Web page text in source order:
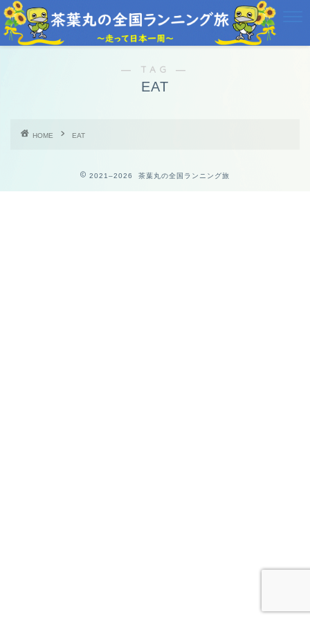
― TAG ―
EAT
HOME EAT
2021–2026 茶葉丸の全国ランニング旅